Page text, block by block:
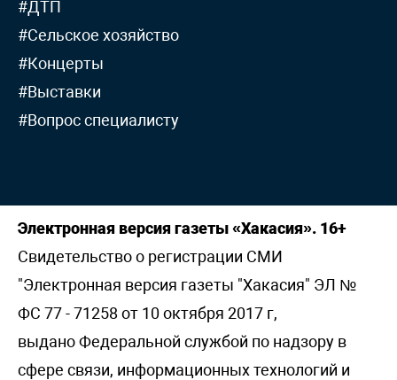
#ДТП
#Сельское хозяйство
#Концерты
#Выставки
#Вопрос специалисту
Электронная версия газеты «Хакасия». 16+
Свидетельство о регистрации СМИ
"Электронная версия газеты "Хакасия" ЭЛ №
ФС 77 - 71258 от 10 октября 2017 г,
выдано Федеральной службой по надзору в
сфере связи, информационных технологий и